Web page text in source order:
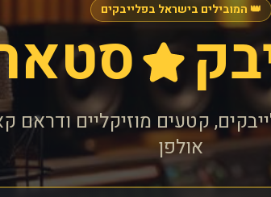
👑 המובילים בישראל בפלייבקים
קטעים מוזיקליים ודראם
אולפן